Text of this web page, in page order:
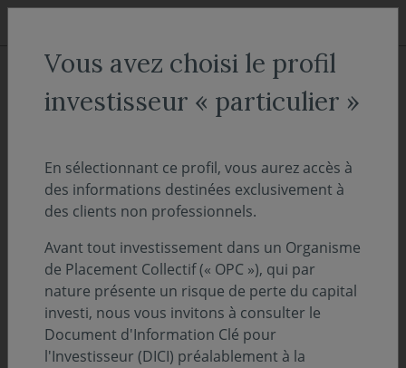
Aller au menu
Aller au contenu
ACCUEIL Actualités Communiqué
l’identité de Covéa Finance
16 mars 2023
Temps de lecture :3min
Covéa Finance, société de gestion de
portefeuille de Covéa, groupe réunissant les
Vous avez choisi le profil
investisseur « particulier »
En sélectionnant ce profil, vous aurez accès à
des informations destinées exclusivement à
des clients non professionnels.
Avant tout investissement dans un Organisme
de Placement Collectif (« OPC »), qui par
nature présente un risque de perte du capital
investi, nous vous invitons à consulter le
Document d'Information Clé pour
l'Investisseur (DICI) préalablement à la